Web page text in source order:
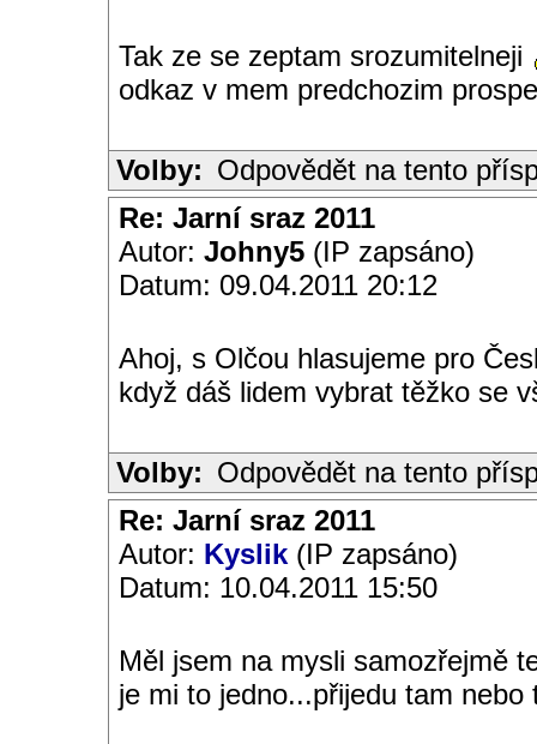
Tak ze se zeptam srozumitelneji
odkaz v mem predchozim
Volby: Odpovědět na tento
Re: Jarní sraz 2011
Autor: Johny5 (IP zapsáno)
Datum: 09.04.2011 20:12
Ahoj, s Olčou hlasujeme pro
když dáš lidem vybrat těžko se
Volby: Odpovědět na tento
Re: Jarní sraz 2011
Autor: Kyslik (IP zapsáno)
Datum: 10.04.2011 15:50
Měl jsem na mysli samozřejmě
je mi to jedno...přijedu tam